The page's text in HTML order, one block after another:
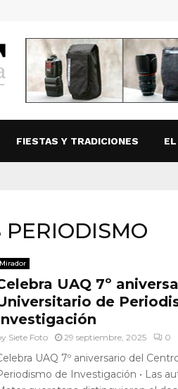
FIESTAS Y TRADICIONES
Mirador
UAQ 7º
de
Siete Foto 29 septiembre, 2025 0
UAQ 7º aniversario del
de Investigación • Las